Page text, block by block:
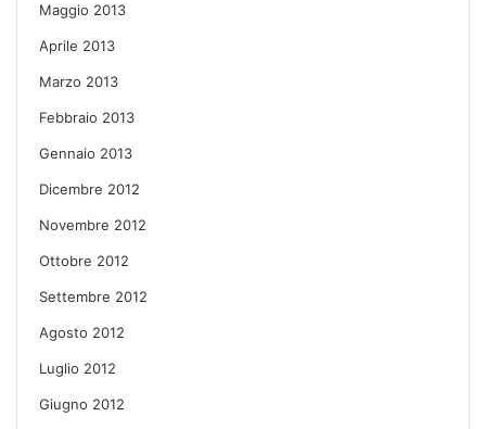
Maggio 2013
Aprile 2013
Marzo 2013
Febbraio 2013
Gennaio 2013
Dicembre 2012
Novembre 2012
Ottobre 2012
Settembre 2012
Agosto 2012
Luglio 2012
Giugno 2012